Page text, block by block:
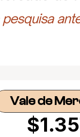
Vale de